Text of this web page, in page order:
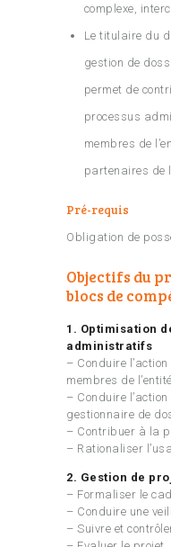
complexe,
Le titulaire du
gestion de
permet de
processus
membres de
partenaires de
Pré-requis
Obligation de
Objectifs du
blocs de
1. Optimisation
administratifs
– Conduire
membres de l’entité
– Conduire
gestionnaire de
– Contribuer à la
– Rationaliser
2. Gestion de
– Formaliser le
– Conduire une
– Suivre et